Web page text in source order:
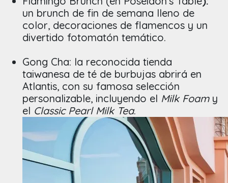
un brunch de fin de semana lleno de
color, decoraciones de flamencos y un
divertido fotomatón temático.
Gong Cha: la reconocida tienda
taiwanesa de té de burbujas abrirá en
Atlantis, con su famosa selección
personalizable, incluyendo el Milk Foamy
el Classic Pearl Milk Tea.